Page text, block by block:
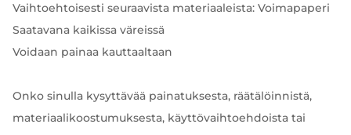
Vaihtoehtoisesti seuraavista materiaaleista: Voimapaperi
Saatavana kaikissa väreissä
Voidaan painaa kauttaaltaan
Onko sinulla kysyttävää painatuksesta, räätälöinnistä,
materiaalikoostumuksesta, käyttövaihtoehdoista tai